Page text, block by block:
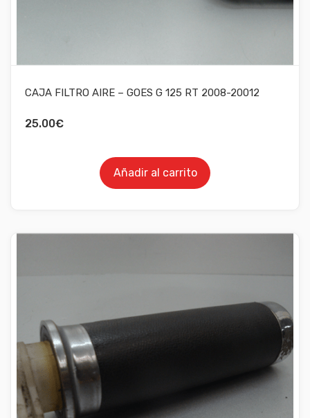
CAJA FILTRO AIRE – GOES G 125 RT 2008-20012
25.00€
Añadir al carrito